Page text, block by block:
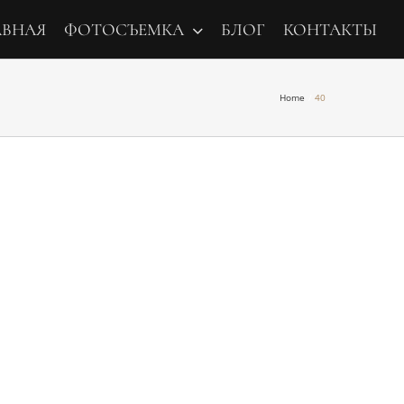
ФОТОСЪЕМКА БЛОГ КОНТАКТЫ
Home 40